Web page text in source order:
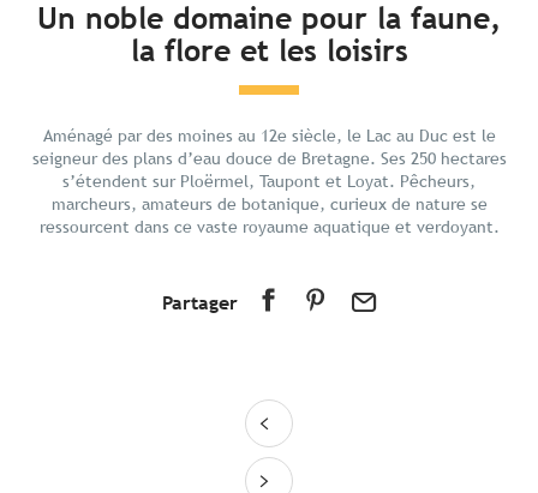
Un noble domaine pour la faune,
la flore et les loisirs
Aménagé par des moines au 12e siècle, le Lac au Duc est le
seigneur des plans d’eau douce de Bretagne. Ses 250 hectares
s’étendent sur Ploërmel, Taupont et Loyat. Pêcheurs,
marcheurs, amateurs de botanique, curieux de nature se
ressourcent dans ce vaste royaume aquatique et verdoyant.
Partager